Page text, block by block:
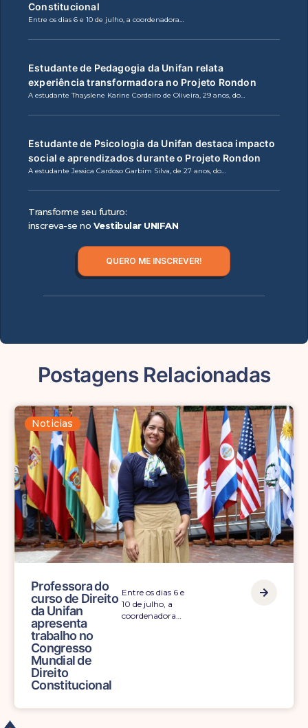
Constitucional
Entre os dias 6 e 10 de julho, a coordenadora…
Estudante de Pedagogia da Unifan relata
experiência transformadora no Projeto Rondon
A estudante Thayslene Karine Cordeiro de Oliveira, 29 anos, do…
Estudante de Psicologia da Unifan destaca impacto
social e aprendizados durante o Projeto Rondon
A estudante Jessica Cardoso Garbim Silva, de 27 anos, do…
Transforme seu futuro:
inscreva-se no Vestibular UNIFAN
QUERO ME INSCREVER!
Postagens Relacionadas
Noticias
Professora do
curso de Direito
da Unifan
apresenta
trabalho no
Congresso
Mundial de
Direito
Constitucional
Entre os dias 6 e
10 de julho, a
coordenadora…